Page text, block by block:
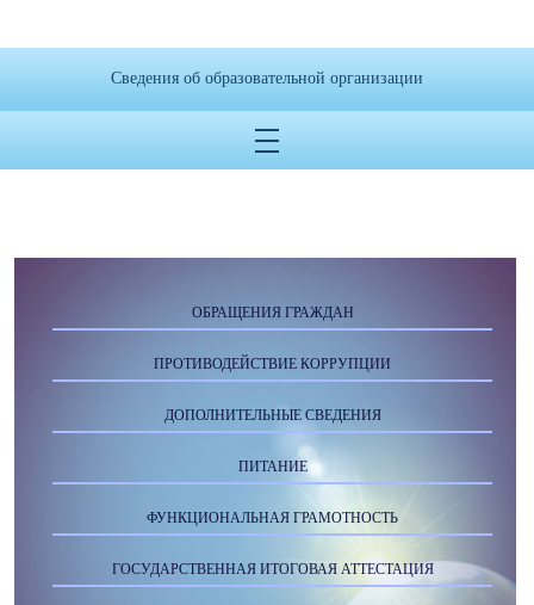
Дата обновления: 25.01.2022
Дата публикации: 01.01.2017
ОБРАЩЕНИЯ ГРАЖДАН
ПРОТИВОДЕЙСТВИЕ КОРРУПЦИИ
ДОПОЛНИТЕЛЬНЫЕ СВЕДЕНИЯ
ПИТАНИЕ
ФУНКЦИОНАЛЬНАЯ ГРАМОТНОСТЬ
ГОСУДАРСТВЕННАЯ ИТОГОВАЯ АТТЕСТАЦИЯ
Сведения об образовательной организации